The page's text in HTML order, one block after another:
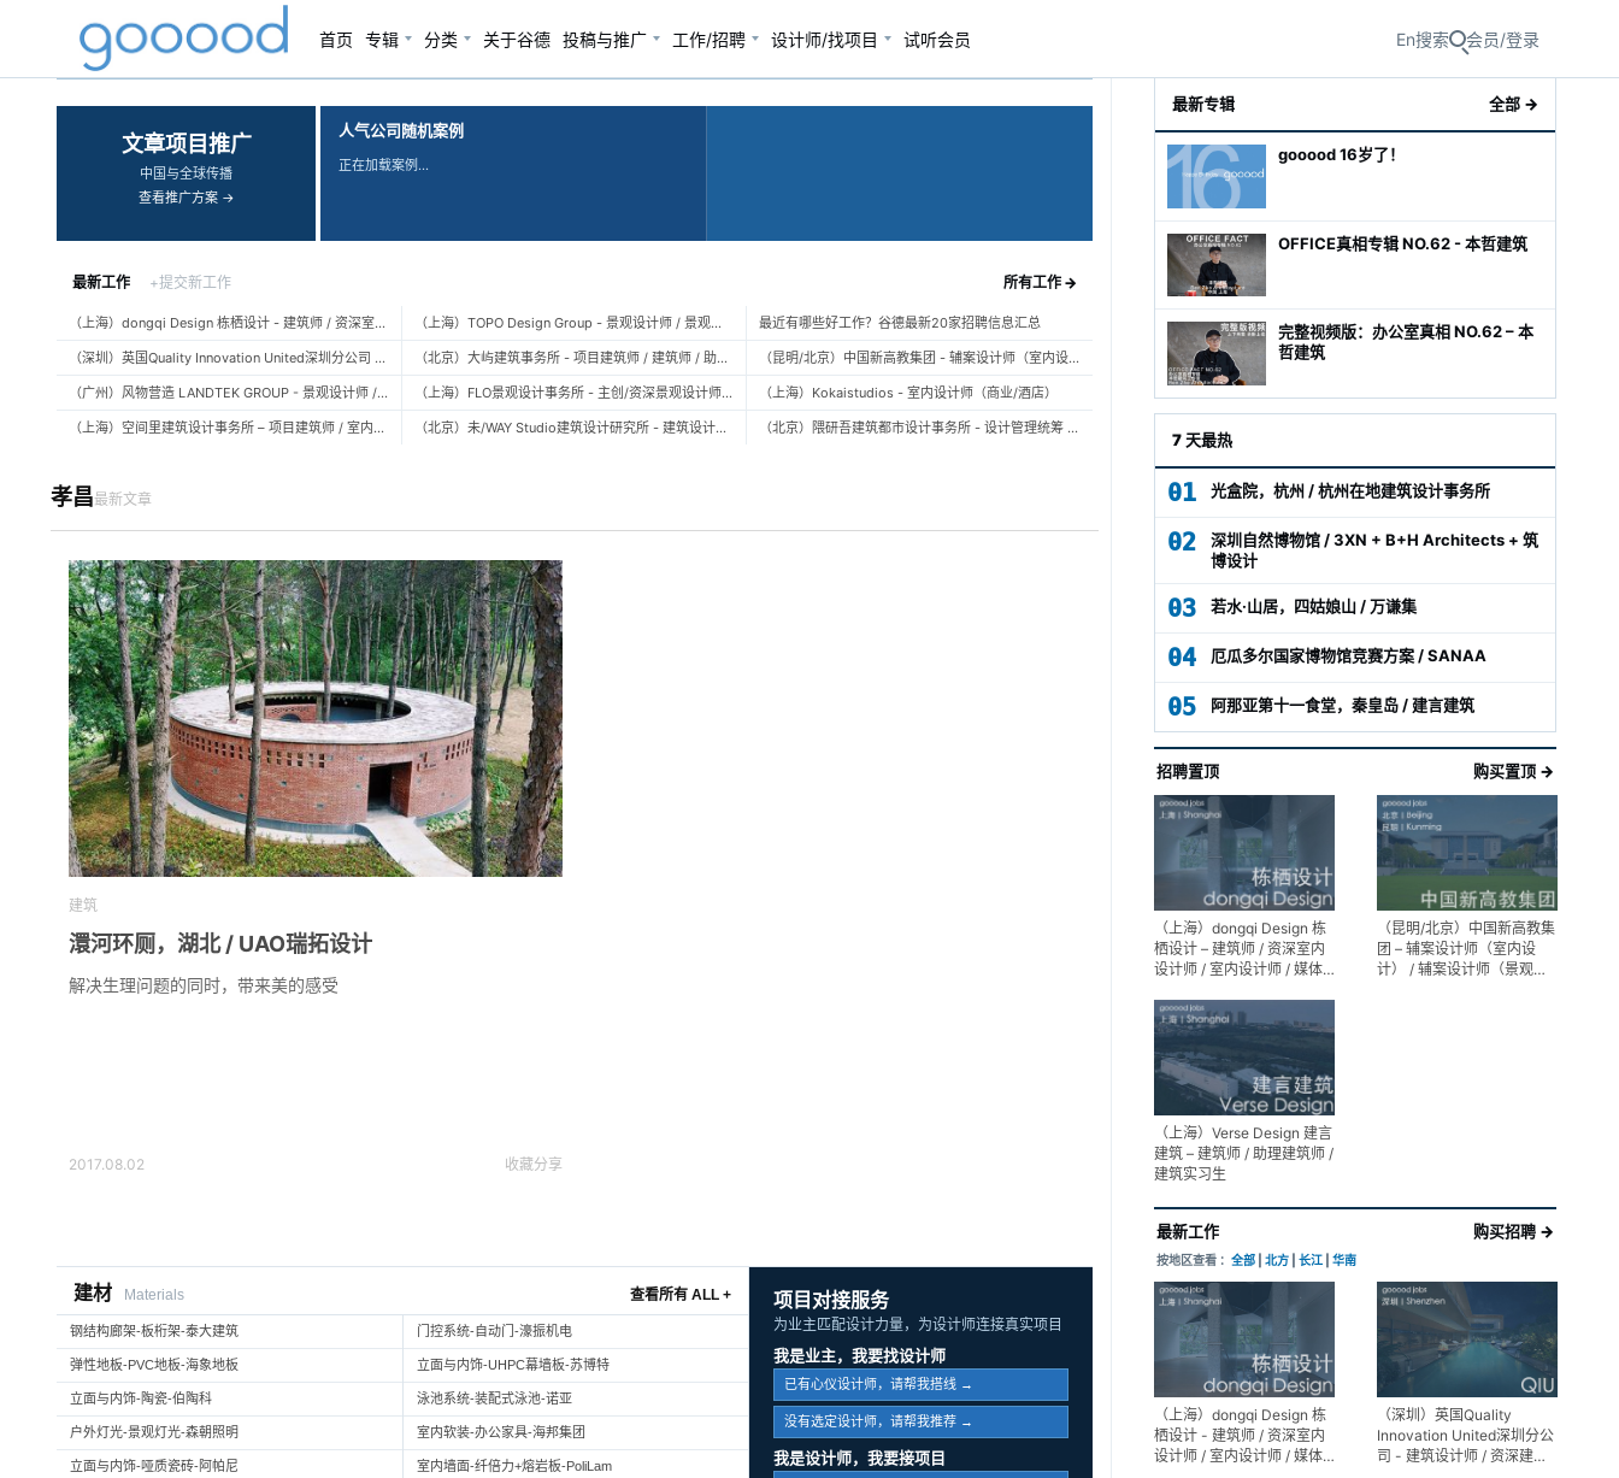
首页 专辑 分类 关于谷德 投稿与推广 工作/招聘 设计师/找项目 试听会员 En搜索 会员/登录
‹ ›
文章项目推广
中国与全球传播
查看推广方案 →
人气公司随机案例
正在加载案例…
最新工作 +提交新工作 所有工作 →
（上海）dongqi Design 栋栖设计 - 建筑师 / 资深室内设计师 / 室内设计师 / 媒体及公共关系主管 / 设计实习生（常年招聘）
（深圳）英国Quality Innovation United深圳分公司 - 建筑设计师 / 资深建筑设计师 / 室内设计师 / 设计实习生
（广州）风物营造 LANDTEK GROUP - 景观设计师 / 植物设计师 / 品牌运营 / 实习生
（上海）空间里建筑设计事务所 – 项目建筑师 / 室内设计师 / 实习生（建筑/室内）
（上海）TOPO Design Group - 景观设计师 / 景观后期设计师 / 景观实习生
（北京）大屿建筑事务所 - 项目建筑师 / 建筑师 / 助理建筑师 / 实习建筑师
（上海）FLO景观设计事务所 - 主创/资深景观设计师 / 景观设计师 / 设计实习生 / 商务行政助理 / 助理施工图设计师
（北京）未/WAY Studio建筑设计研究所 - 建筑设计师 / 助理设计师/初级设计师 / 实习生 / 办公室行政与商务助理
最近有哪些好工作？谷德最新20家招聘信息汇总
（昆明/北京）中国新高教集团 - 辅案设计师（室内设计） / 辅案设计师（景观设计）/ 生活空间组长/教学空间组长 / 平面设计高级经理 / 展陈设计高级经理
（上海）Kokaistudios - 室内设计师（商业/酒店）
（北京）隈研吾建筑都市设计事务所 - 设计管理统筹 / 全职建筑设计师 / 实习生
孝昌最新文章
建筑
澴河环厕，湖北 / UAO瑞拓设计
解决生理问题的同时，带来美的感受
2017.08.02 收藏分享
建材 Materials 查看所有 ALL +
钢结构廊架-板桁架-泰大建筑 门控系统-自动门-濠振机电
弹性地板-PVC地板-海象地板 立面与内饰-UHPC幕墙板-苏博特
立面与内饰-陶瓷-伯陶科 泳池系统-装配式泳池-诺亚
户外灯光-景观灯光-森朝照明 室内软装-办公家具-海邦集团
立面与内饰-哑质瓷砖-阿帕尼 室内墙面-纤倍力+熔岩板-PoliLam
项目对接服务
为业主匹配设计力量，为设计师连接真实项目
我是业主，我要找设计师
已有心仪设计师，请帮我搭线 →
没有选定设计师，请帮我推荐 →
我是设计师，我要接项目
最新专辑 全部 →
gooood 16岁了！
OFFICE真相专辑 NO.62 - 本哲建筑
完整视频版：办公室真相 NO.62 – 本
哲建筑
7 天最热
01 光盒院，杭州 / 杭州在地建筑设计事务所
02
深圳自然博物馆 / 3XN + B+H Architects + 筑
博设计
03 若水·山居，四姑娘山 / 万谦集
04 厄瓜多尔国家博物馆竞赛方案 / SANAA
05 阿那亚第十一食堂，秦皇岛 / 建言建筑
招聘置顶 购买置顶 →
（上海）dongqi Design 栋
栖设计 – 建筑师 / 资深室内
设计师 / 室内设计师 / 媒体
生（常年招聘）
（昆明/北京）中国新高教集
团 – 辅案设计师（室内设
计） / 辅案设计师（景观设
（上海）Verse Design 建言
建筑 – 建筑师 / 助理建筑师 /
建筑实习生
最新工作 购买招聘 →
按地区查看 ： 全部 北方 长江 华南
（上海）dongqi Design 栋
栖设计 - 建筑师 / 资深室内
设计师 / 室内设计师 / 媒体
（深圳）英国Quality
Innovation United深圳分公
司 - 建筑设计师 / 资深建筑